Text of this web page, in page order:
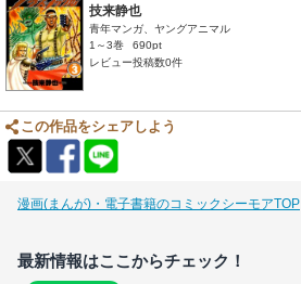
技来静也
青年マンガ、ヤングアニマル
1～3巻
690pt
レビュー投稿数0件
この作品をシェアしよう
漫画(まんが)・電子書籍のコミックシーモアTOP
最新情報はここからチェック！